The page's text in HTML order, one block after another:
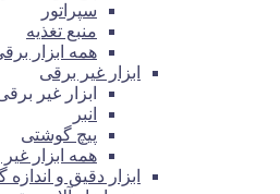
سپراتور
منبع تغذیه
همه ابزار
ابزار غیر برقی
ابزار غیر
انبر
پیچ گوشتی
همه ابزار
ابزار دقیق و اندازه